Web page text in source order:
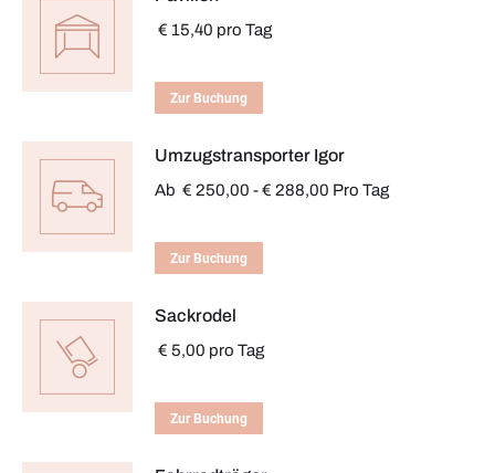
€ 15,40 pro Tag
Zur Buchung
Umzugstransporter Igor
Ab € 250,00 -€ 288,00 Pro Tag
Zur Buchung
Sackrodel
€ 5,00 pro Tag
Zur Buchung